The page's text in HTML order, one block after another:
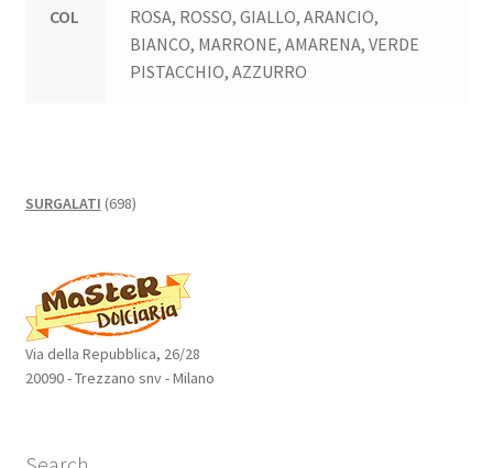
COL
ROSA, ROSSO, GIALLO, ARANCIO,
BIANCO, MARRONE, AMARENA, VERDE
PISTACCHIO, AZZURRO
SURGALATI 698698
Via della Repubblica, 26/28
20090 - Trezzano snv - Milano